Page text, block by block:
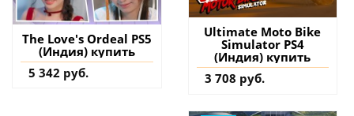
The Love's Ordeal PS5
(Индия) купить
5 342 руб.
Ultimate Moto Bike
Simulator PS4
(Индия) купить
3 708 руб.